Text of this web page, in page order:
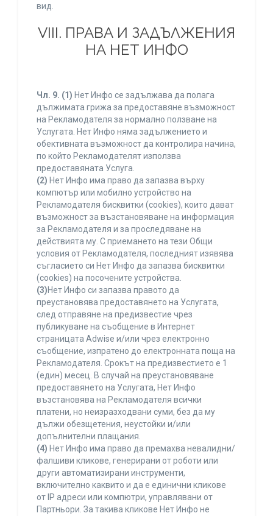
вид.
VIII. ПРАВА И ЗАДЪЛЖЕНИЯ
НА НЕТ ИНФО
Чл. 9. (1) Нет Инфо се задължава да полага
дължимата грижа за предоставяне възможност
на Рекламодателя за нормално ползване на
Услугата. Нет Инфо няма задължението и
обективната възможност да контролира начина,
по който Рекламодателят използва
предоставяната Услуга.
(2) Нет Инфо има право да запазва върху
компютър или мобилно устройство на
Рекламодателя бисквитки (cookies), които дават
възможност за възстановяване на информация
за Рекламодателя и за проследяване на
действията му. С приемането на тези Общи
условия от Рекламодателя, последният изявява
съгласието си Нет Инфо да запазва бисквитки
(cookies) на посочените устройства.
(3)Нет Инфо си запазва правото да
преустановява предоставянето на Услугата,
след отправяне на предизвестие чрез
публикуване на съобщение в Интернет
страницата Adwise и/или чрез електронно
съобщение, изпратено до електронната поща на
Рекламодателя. Срокът на предизвестието е 1
(един) месец. В случай на преустановяване
предоставянето на Услугата, Нет Инфо
възстановява на Рекламодателя всички
платени, но неизразходвани суми, без да му
дължи обезщетения, неустойки и/или
допълнителни плащания.
(4) Нет Инфо има право да премахва невалидни/
фалшиви кликове, генерирани от роботи или
други автоматизирани инструменти,
включително каквито и да е единични кликове
от IP адреси или компютри, управлявани от
Партньори. За такива кликове Нет Инфо не